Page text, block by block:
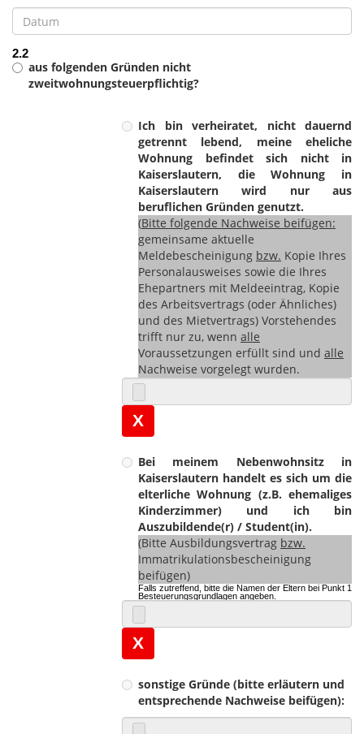
2.2
aus folgenden Gründen nicht
zweitwohnungsteuerpflichtig?
Ich bin verheiratet, nicht dauernd
getrennt lebend, meine eheliche
Wohnung befindet sich nicht in
Kaiserslautern, die Wohnung in
Kaiserslautern wird nur aus
beruflichen Gründen genutzt.
(Bitte folgende Nachweise beifügen:
gemeinsame aktuelle
Meldebescheinigung bzw. Kopie Ihres
Personalausweises sowie die Ihres
Ehepartners mit Meldeeintrag, Kopie
des Arbeitsvertrags (oder Ähnliches)
und des Mietvertrags) Vorstehendes
trifft nur zu, wenn alle
Voraussetzungen erfüllt sind und alle
Nachweise vorgelegt wurden.
X
Bei meinem Nebenwohnsitz in
Kaiserslautern handelt es sich um die
elterliche Wohnung (z.B. ehemaliges
Kinderzimmer) und ich bin
Auszubildende(r) / Student(in).
(Bitte Ausbildungsvertrag bzw.
Immatrikulationsbescheinigung
beifügen)
Falls zutreffend, bitte die Namen der Eltern bei Punkt 1
Besteuerungsgrundlagen angeben.
X
sonstige Gründe (bitte erläutern und
entsprechende Nachweise beifügen):